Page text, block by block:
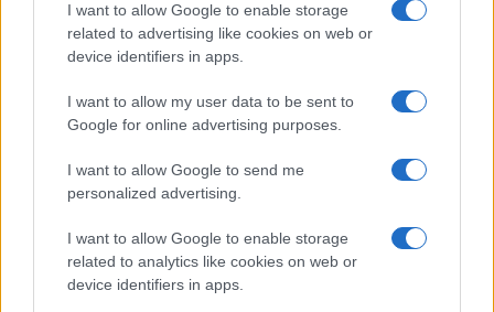
I want to allow Google to enable storage
related to advertising like cookies on web or
device identifiers in apps.
I want to allow my user data to be sent to
Google for online advertising purposes.
I want to allow Google to send me
personalized advertising.
I want to allow Google to enable storage
related to analytics like cookies on web or
device identifiers in apps.
felett Tours-ban kápolnát, majd 476-ban bazilikát emeltek,
amelyet többször is átépítettek. Szent Márton az egykori
szombathelyi püspökség, több német város, valamint a
számos mesterség védőszentje, a középkor egyik
legismertebb szentje.
Kultusza Magyarországon már államalapító Szent István
királyunk idején elterjedt, a király a zászlóira a katona szent